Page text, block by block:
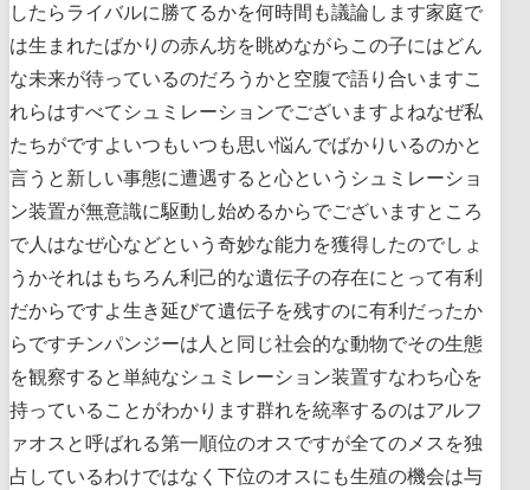
したらライバルに勝てるかを何時間も議論します家庭で
は生まれたばかりの赤ん坊を眺めながらこの子にはどん
な未来が待っているのだろうかと空腹で語り合いますこ
れらはすべてシュミレーションでございますよねなぜ私
たちがですよいつもいつも思い悩んでばかりいるのかと
言うと新しい事態に遭遇すると心というシュミレーショ
ン装置が無意識に駆動し始めるからでございますところ
で人はなぜ心などという奇妙な能力を獲得したのでしょ
うかそれはもちろん利己的な遺伝子の存在にとって有利
だからですよ生き延びて遺伝子を残すのに有利だったか
らですチンパンジーは人と同じ社会的な動物でその生態
を観察すると単純なシュミレーション装置すなわち心を
持っていることがわかります群れを統率するのはアルフ
ァオスと呼ばれる第一順位のオスですが全てのメスを独
占しているわけではなく下位のオスにも生殖の機会は与